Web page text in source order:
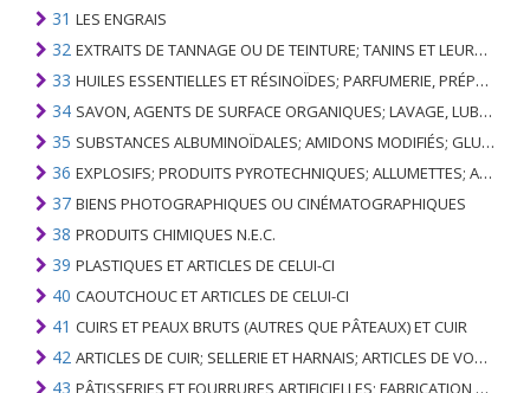
31 LES ENGRAIS
32 EXTRAITS DE TANNAGE OU DE TEINTURE; TANINS ET LEURS DERIVES; COLORANTS, PIGMENTS ET AUTRES MATIERES COLORANTES; PEINTURES, VERNIS; MASTIC, AUTRES MASTIQUES; ENCRES
33 HUILES ESSENTIELLES ET RÉSINOÏDES; PARFUMERIE, PRÉPARATIONS COSMÉTIQUES OU DE TOILETTE
34 SAVON, AGENTS DE SURFACE ORGANIQUES; LAVAGE, LUBRIFICATION, POLISSAGE OU PRÉPARATION À L'ÉPURATION; CIRES ARTIFICIELLES OU PRÉPARÉES, BOUGIES ET ARTICLES SIMILAIRES, PÂTES À MODÉLISER, CIRES DENTAIRES ET PRÉPARATIONS DENTAIRES À BASE DE PLÂTRE
35 SUBSTANCES ALBUMINOÏDALES; AMIDONS MODIFIÉS; GLUES; ENZYMES
36 EXPLOSIFS; PRODUITS PYROTECHNIQUES; ALLUMETTES; ALLIAGES PYROPHORIQUES; CERTAINES PRÉPARATIONS COMBUSTIBLES
37 BIENS PHOTOGRAPHIQUES OU CINÉMATOGRAPHIQUES
38 PRODUITS CHIMIQUES N.E.C.
39 PLASTIQUES ET ARTICLES DE CELUI-CI
40 CAOUTCHOUC ET ARTICLES DE CELUI-CI
41 CUIRS ET PEAUX BRUTS (AUTRES QUE PÂTEAUX) ET CUIR
42 ARTICLES DE CUIR; SELLERIE ET ​​HARNAIS; ARTICLES DE VOYAGE, SACS À MAIN ET RÉCIPIENTS ANALOGUES; ARTICLES DE GUT ANIMAL (AUTRE QUE GUT DE SOIE-VERT)
43 PÂTISSERIES ET FOURRURES ARTIFICIELLES; FABRICATION DE CELLES-CI